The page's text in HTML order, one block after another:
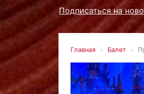
Подписаться на
Главная Балет